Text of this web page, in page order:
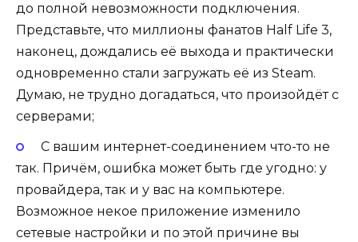
до полной невозможности подключения.
Представьте, что миллионы фанатов Half Life 3,
наконец, дождались её выхода и практически
одновременно стали загружать её из Steam.
Думаю, не трудно догадаться, что произойдёт с
серверами;
С вашим интернет-соединением что-то не
так. Причём, ошибка может быть где угодно: у
провайдера, так и у вас на компьютере.
Возможное некое приложение изменило
сетевые настройки и по этой причине вы